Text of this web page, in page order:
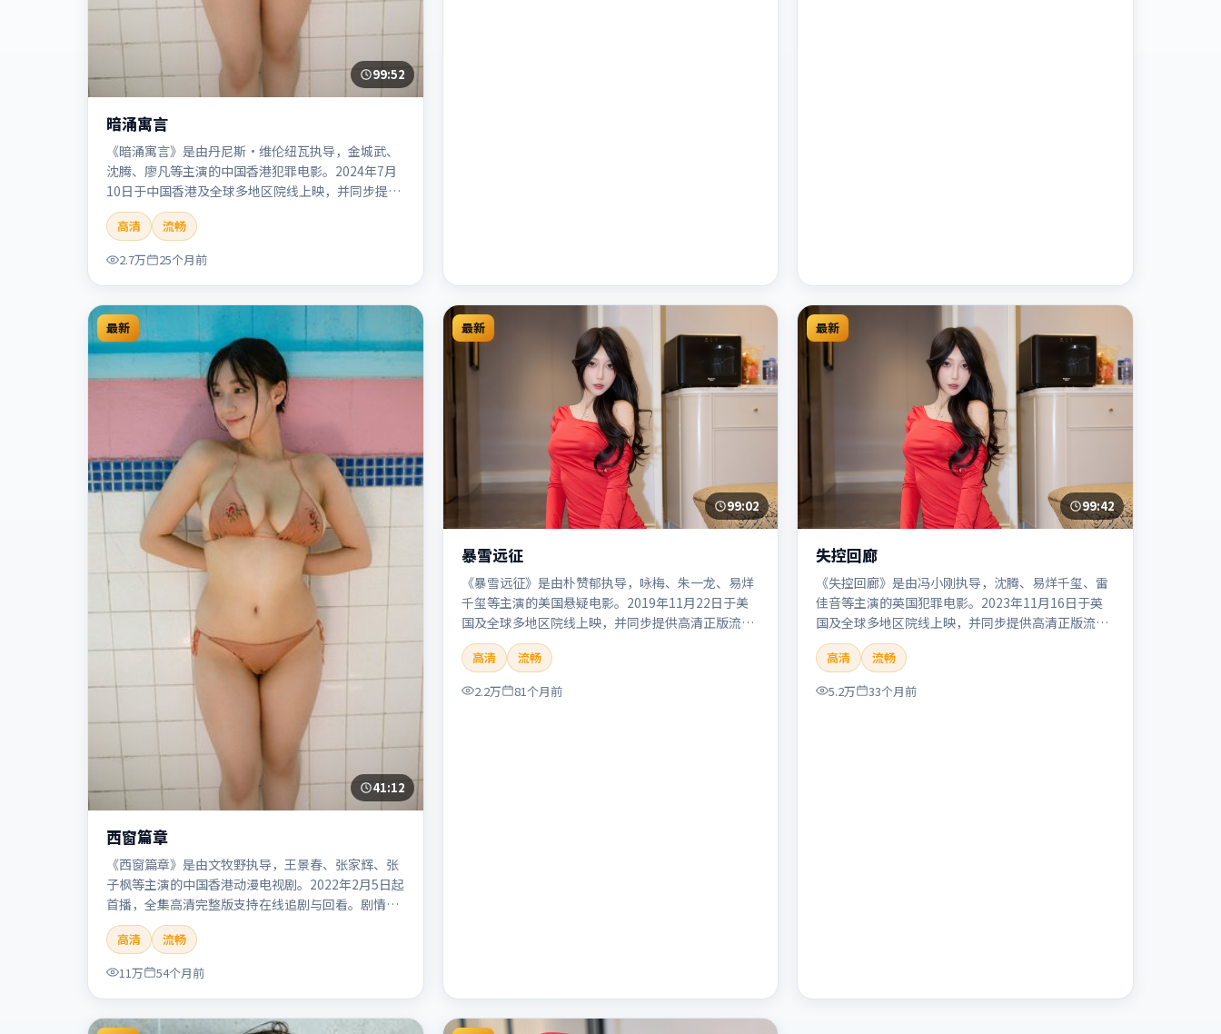
99:52
暗涌寓言
《暗涌寓言》是由丹尼斯·维伦纽瓦执导，金城武、
沈腾、廖凡等主演的中国香港犯罪电影。2024年7月
10日于中国香港及全球多地区院线上映，并同步提供
高清正版流媒体在线观看。剧情与看点：聚焦案件与
人性灰色地带，张力十足，兼具社会观察与戏剧冲
突。本片适合检索「暗涌寓言」「丹尼斯·维伦纽
瓦」「犯罪」「中国香港」「2024」「2024-07-10
上映」等关键词的影迷阅读简介与主创信息。
高清
流畅
2.7万
25个月前
最新
41:12
西窗篇章
《西窗篇章》是由文牧野执导，王景春、张家辉、张
子枫等主演的中国香港动漫电视剧。2022年2月5日起
首播，全集高清完整版支持在线追剧与回看。剧情与
看点：画风鲜明，想象力丰富，剧情适合青少年与动
画爱好者。本片适合检索「西窗篇章」「文牧野」
「动漫」「中国香港」「2022」「2022-02-05上
映」等关键词的影迷阅读简介与主创信息。
高清
流畅
11万
54个月前
最新
99:02
暴雪远征
《暴雪远征》是由朴赞郁执导，咏梅、朱一龙、易烊
千玺等主演的美国悬疑电影。2019年11月22日于美
国及全球多地区院线上映，并同步提供高清正版流媒
体在线观看。剧情与看点：悬念层层推进，线索相互
勾连，结局出人意料，适合推理爱好者。本片适合检
索「暴雪远征」「朴赞郁」「悬疑」「美国」
「2019」「2019-11-22上映」等关键词的影迷阅读
高清
流畅
2.2万
81个月前
最新
99:42
失控回廊
《失控回廊》是由冯小刚执导，沈腾、易烊千玺、雷
佳音等主演的英国犯罪电影。2023年11月16日于英
国及全球多地区院线上映，并同步提供高清正版流媒
体在线观看。剧情与看点：聚焦案件与人性灰色地
带，张力十足，兼具社会观察与戏剧冲突。本片适合
检索「失控回廊」「冯小刚」「犯罪」「英国」
「2023」「2023-11-16上映」等关键词的影迷阅读
高清
流畅
5.2万
33个月前